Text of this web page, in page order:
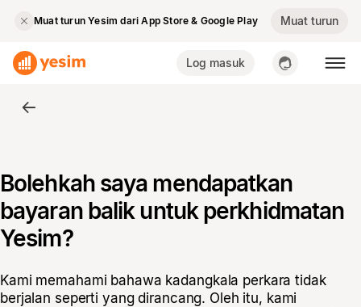
Muat turun Yesim dari App Store & Google Play Muat turun
Log masuk
Bolehkah saya mendapatkan
bayaran balik untuk perkhidmatan
Yesim?
Kami memahami bahawa kadangkala perkara tidak
berjalan seperti yang dirancang. Oleh itu, kami